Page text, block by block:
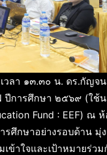
า ๑๓.๓๐ น. ดร.กัญจน
ปีการศึกษา ๒๕๖๙ (ใช้
Fund : EEF) ณ
ศึกษาอย่างรอบด้าน มุ่ง
ข้าใจและเป้าหมายร่